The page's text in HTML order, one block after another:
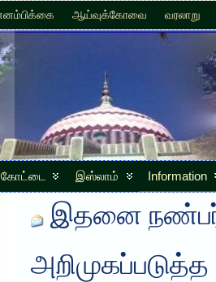
ஆய்வுக்கோவை வரலாறு
இஸ்லாம் Information
இதனை
அறிமுகப்படுத்த